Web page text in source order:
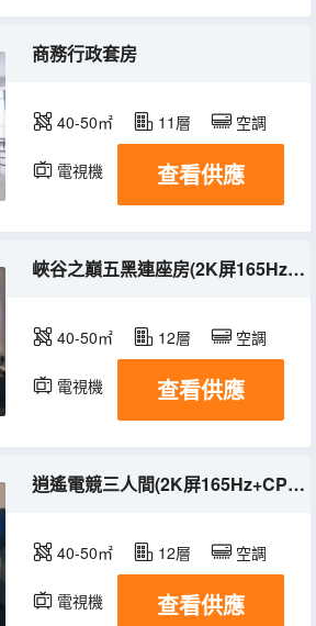
商務行政套房
40-50㎡ 11層 空調
電視機 查看供應
峽谷之巔五黑連座房(2K屏165Hz+CPUi711700k+顯卡RTX4060)
40-50㎡ 12層 空調
電視機 查看供應
逍遙電競三人間(2K屏165Hz+CPUi711700k+顯卡RTX4060)
40-50㎡ 12層 空調
電視機 查看供應